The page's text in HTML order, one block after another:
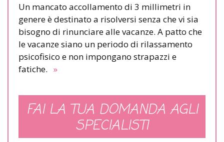
Un mancato accollamento di 3 millimetri in
genere è destinato a risolversi senza che vi sia
bisogno di rinunciare alle vacanze. A patto che
le vacanze siano un periodo di rilassamento
psicofisico e non impongano strapazzi e
fatiche. »
FAI LA TUA DOMANDA AGLI
SPECIALISTI